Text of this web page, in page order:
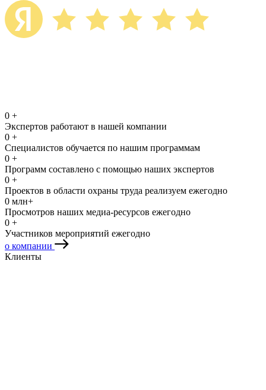
0 +
Экспертов работают в нашей компании
0 +
Специалистов обучается по нашим программам
0 +
Программ составлено с помощью наших экспертов
0 +
Проектов в области охраны труда реализуем ежегодно
0 млн+
Просмотров наших медиа-ресурсов ежегодно
0 +
Участников мероприятий ежегодно
о компании
Клиенты